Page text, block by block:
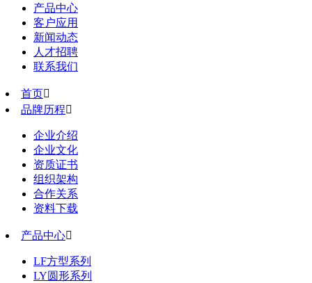
产品中心
客户应用
新闻动态
人才招聘
联系我们
首页
品牌历程
企业介绍
企业文化
资质证书
组织架构
合作关系
资料下载
产品中心
LF方型系列
LY圆形系列